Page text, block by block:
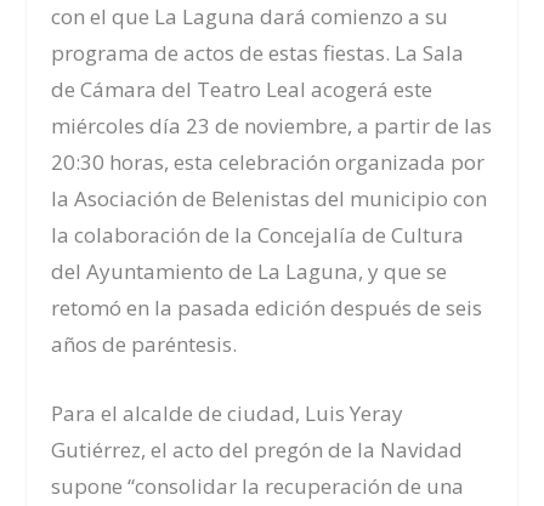
con el que La Laguna dará comienzo a su
programa de actos de estas fiestas. La Sala
de Cámara del Teatro Leal acogerá este
miércoles día 23 de noviembre, a partir de las
20:30 horas, esta celebración organizada por
la Asociación de Belenistas del municipio con
la colaboración de la Concejalía de Cultura
del Ayuntamiento de La Laguna, y que se
retomó en la pasada edición después de seis
años de paréntesis.
Para el alcalde de ciudad, Luis Yeray
Gutiérrez, el acto del pregón de la Navidad
supone “consolidar la recuperación de una